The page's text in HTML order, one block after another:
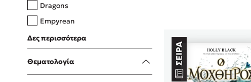
Dragons
Empyrean
Δες περισσότερα
Θεματολογία